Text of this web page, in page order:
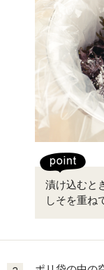
漬け込むと
しそを重ね